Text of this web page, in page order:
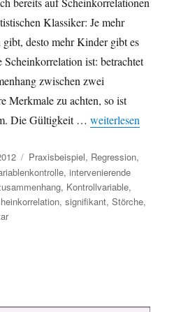
Klassiker: Je mehr
desto mehr Kinder gibt es
ist: betrachtet
zwischen zwei
Merkmale zu achten, so ist
Die Gültigkeit …weiterlesen
Kategorien
Praxisbeispiel, Regression,
,intervenierende
, Kontrollvariable,
,signifikant,Störche,
zu